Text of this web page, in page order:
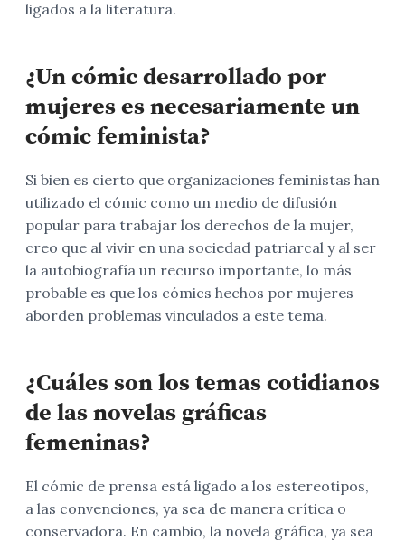
ligados a la literatura.
¿Un cómic desarrollado por
mujeres es necesariamente un
cómic feminista?
Si bien es cierto que organizaciones feministas han
utilizado el cómic como un medio de difusión
popular para trabajar los derechos de la mujer,
creo que al vivir en una sociedad patriarcal y al ser
la autobiografía un recurso importante, lo más
probable es que los cómics hechos por mujeres
aborden problemas vinculados a este tema.
¿Cuáles son los temas cotidianos
de las novelas gráficas
femeninas?
El cómic de prensa está ligado a los estereotipos,
a las convenciones, ya sea de manera crítica o
conservadora. En cambio, la novela gráfica, ya sea